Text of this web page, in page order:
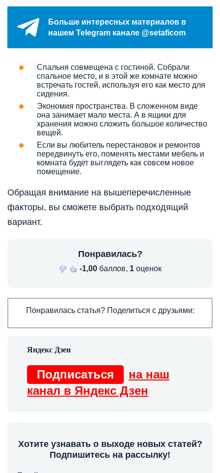
Больше интересных материалов в
нашем Telegram канале @setaficom
Спальня совмещена с гостиной. Собрали
спальное место, и в этой же комнате можно
встречать гостей, используя его как место для
сидения.
Экономия пространства. В сложенном виде
она занимает мало места. А в ящики для
хранения можно сложить большое количество
вещей.
Если вы любитель перестановок и ремонтов
передвинуть его, поменять местами мебель и
комната будет выглядеть как совсем новое
помещение.
Обращая внимание на вышеперечисленные
факторы, вы сможете выбрать подходящий
вариант.
Понравилась?
-1,00баллов, 1оценок
Понравилась статья? Поделиться с друзьями:
Подписаться
на наш
канал в Яндекс Дзен
Хотите узнавать о выходе новых статей?
Подпишитесь на рассылку!